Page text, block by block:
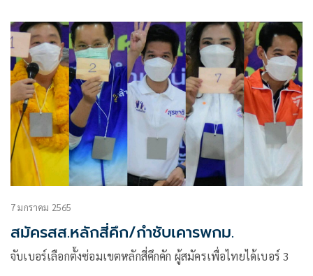
7 มกราคม 2565
สมัครสส.หลักสี่คึก/กำชับเคารพกม.
จับเบอร์เลือกตั้งซ่อมเขตหลักสี่คึกคัก ผู้สมัครเพื่อไทยได้เบอร์ 3